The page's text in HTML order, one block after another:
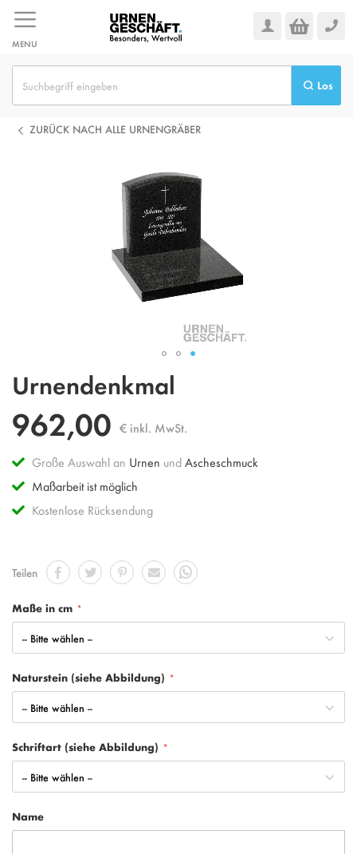
Inhalt
springen
MENU
Los
ZURÜCK NACH ALLE URNENGRÄBER
Anfang
Bildgalerie
springen
Urnendenkmal
962,00 € inkl. MwSt.
Große Auswahl an Urnen undAscheschmuck
Maßarbeit ist möglich
Kostenlose Rücksendung
Teilen
Maße in cm
Naturstein (siehe Abbildung)
Schriftart (siehe Abbildung)
Name